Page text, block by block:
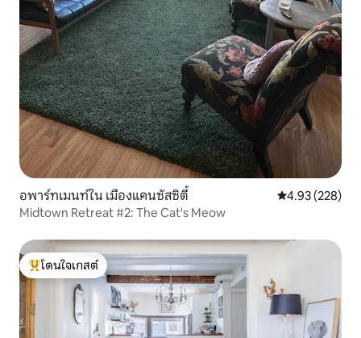
อพาร์ทเมนท์ใน เมืองแคนซัสซิตี้ คะแนนเฉลี่ย
4.93 (228)
Midtown Retreat #2: The Cat's Meow
โดนใจเกสต์ที่สุด
โดนใจเกสต์